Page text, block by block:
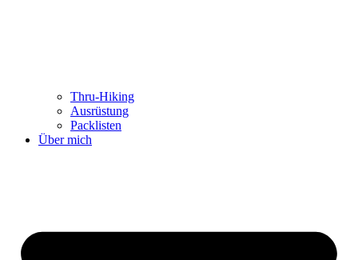
Thru-Hiking
Ausrüstung
Packlisten
Über mich